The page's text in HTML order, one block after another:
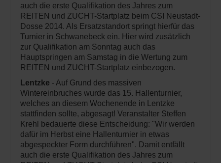
auch die erste Qualifikation des Jahres zum
REITEN und ZUCHT-Startplatz beim CSI Neustadt-
Dosse 2014. Als Ersatzstandort springt hierfür das
Turnier in Schwanebeck ein. Hier wird zusätzlich
zur Qualifikation am Sonntag auch das
Hauptspringen am Samstag in die Wertung zum
REITEN und ZUCHT-Startplatz einbezogen.
Lentzke - Auf Grund des massiven
Wintereinbruches wurde das 15. Hallenturnier,
welches an diesem Wochenende in Lentzke
stattfinden sollte, abgesagt! Veranstalter Steffen
Krehl bedauerte diese Entscheidung: "Wir werden
dafür im Herbst eine Hallenturnier in etwas
abgespeckter Form durchführen". Damit entfällt
auch die erste Qualifikation des Jahres zum